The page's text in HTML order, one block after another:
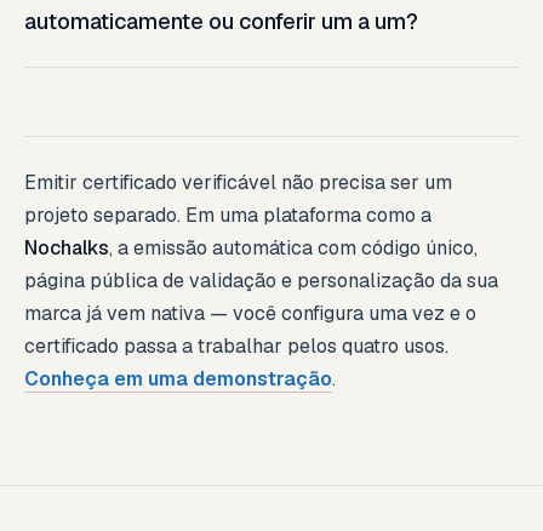
automaticamente ou conferir um a um?
Emitir certificado verificável não precisa ser um
projeto separado. Em uma plataforma como a
Nochalks, a emissão automática com código único,
página pública de validação e personalização da sua
marca já vem nativa — você configura uma vez e o
certificado passa a trabalhar pelos quatro usos.
Conheça em uma demonstração.